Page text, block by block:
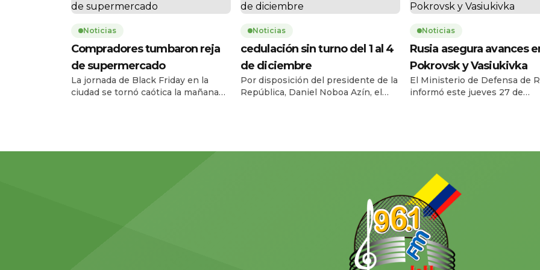
Noticias
Compradores tumbaron reja
de supermercado
La jornada de Black Friday en la
ciudad se tornó caótica la mañana
Arosemena, en el norte de la ciudad.
Noticias
cedulación sin turno del 1 al 4
de diciembre
Por disposición del presidente de la
República, Daniel Noboa Azín, el
08h00 a 17h00, en 193 agencias a
Noticias
Rusia asegura avances
Pokrovsk y Vasiukivka
El Ministerio de Defensa de
informó este jueves 27 de
captura de esta zona permite
desde el suroeste y acercar el
a unos […]